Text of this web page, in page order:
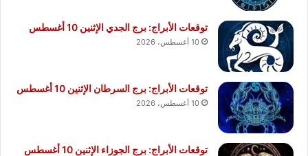
توقعات الأبراج: برج الجدي الإثنين 10 أغسطس
10 أغسطس، 2026
توقعات الأبراج: برج السرطان الإثنين 10 أغسطس
10 أغسطس، 2026
توقعات الأبراج: برج الجوزاء الإثنين 10 أغسطس